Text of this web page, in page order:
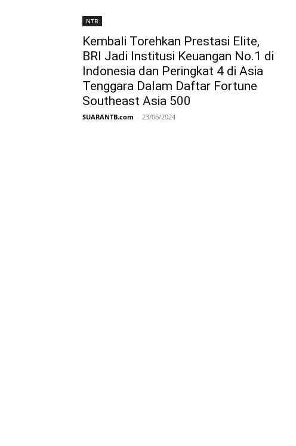
NTB
Kembali Torehkan Prestasi Elite,
BRI Jadi Institusi Keuangan No.1 di
Indonesia dan Peringkat 4 di Asia
Tenggara Dalam Daftar Fortune
Southeast Asia 500
SUARANTB.com - 23/06/2024